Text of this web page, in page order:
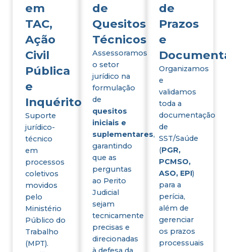
em
TAC,
Ação
Civil
Pública
e
Inquérito
Suporte
jurídico-
técnico
em
processos
coletivos
movidos
pelo
Ministério
Público do
Trabalho
(MPT).
de
Quesitos
Técnicos
Assessoramos
o setor
jurídico na
formulação
de
quesitos
iniciais e
suplementares,
garantindo
que as
perguntas
ao Perito
Judicial
sejam
tecnicamente
precisas e
direcionadas
de
Prazos
e
Organizamos
e
validamos
toda a
documentação
de
SST/Saúde
(PGR,
PCMSO,
ASO, EPI)
para a
perícia,
além de
gerenciar
os prazos
processuais